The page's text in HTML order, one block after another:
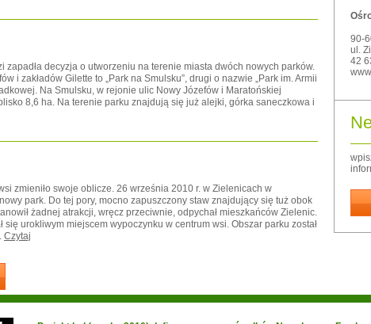
decyzja o utworzeniu na terenie miasta dwóch nowych parków.
i zakładów Gilette to „Park na Smulsku”, drugi o nazwie „Park im. Armii
Na Smulsku, w rejonie ulic Nowy Józefów i Maratońskiej
8,6 ha. Na terenie parku znajdują się już alejki, górka saneczkowa i
zmieniło swoje oblicze. 26 września 2010 r. w Zielenicach w
park. Do tej pory, mocno zapuszczony staw znajdujący się tuż obok
żadnej atrakcji, wręcz przeciwnie, odpychał mieszkańców Zielenic.
się urokliwym miejscem wypoczynku w centrum wsi. Obszar parku został
Czytaj
90-
ul.
42